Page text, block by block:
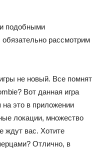
подобными
рассмотрим
не новый. Все помнят
Вот данная игра
это в приложении
локации, множество
ждут вас. Хотите
Отлично, в